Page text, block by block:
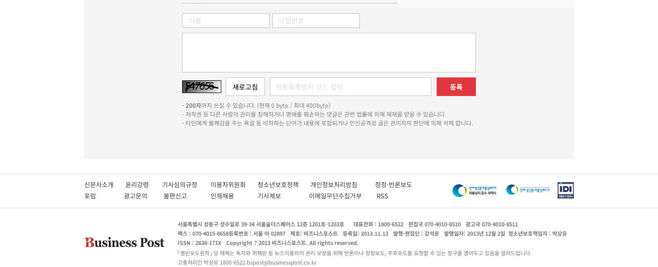
등록
-200자까지 쓰실 수 있습니다. (현재 0 byte / 최대 400byte)
- 저작권 등 다른 사람의 권리를 침해하거나 명예를 훼손하는 댓글은 관련 법률에 의해 제재를 받을 수 있습니다.
- 타인에게 불쾌감을 주는 욕설 등 비하하는 단어가 내용에 포함되거나 인신공격성 글은 관리자의 판단에 의해 삭제 합니다.
신문사소개 윤리강령 기사심의규정 이용자위원회 청소년보호정책 개인정보처리방침 정정·반론보도
포럼
광고문의 불편신고 인재채용 기사제보 이메일무단수집거부 RSS
서울특별시 성동구 성수일로 39-34 서울숲더스페이스 12층 1201호-1203호 대표전화 : 1800-6522 편집국 070-4010-8510
광고국 070-4010-8511
팩스 : 070-4015-8658등록번호 : 서울 아 02897 제호: 비즈니스포스트 등록일: 2013.11.13 발행·편집인 : 강석운 발행일자: 2013년 12월 2일 청소년보호책임자 : 박상유
ISSN : 2636-171X
Copyright ? 2013 비즈니스포스트. All rights reserved.
열린보도원칙
당 매체는 독자와 취재원 등 뉴스이용자의 권리 보장을 위해 반론이나 정정보도, 추후보도를 요청할 수 있는 창구를 열어두고 있음을 알려드립니다.
고충처리인 박상유 1800-6522 bspost@businesspost.co.kr